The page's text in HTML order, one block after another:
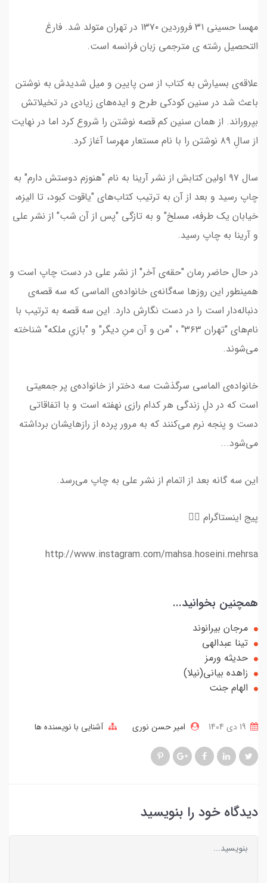
مهسا حسینی ۳۱ فروردین ۱۳۷۰ در تهران متولد شد. فارغ
التحصیل رشته ی مترجمی زبان فرانسه است.
علاقه‌ی بسیارش به کتاب از سن پایین و میل شدیدش به نوشتن
باعث شد در سنین کودکی طرح و ایده‌های زیادی در تخیلاتش
بپروراند. از همان سنین کم قصه نوشتن را شروع کرد اما در نهایت
از سالِ ۸۹ نوشتن را با نام مستعار مهرسا آغاز کرد.
سال ۹۷ اولین کتابش از نشر آرینا به نام "هنوزم دوستش دارم" به
چاپ رسید و بعد از آن به ترتیب کتاب‌های "یاقوت کبود، تا الیزه،
خیابان یک طرفه، مسلخ" و به تازگی "پس از آن شب" از نشر علی
و آرینا به چاپ رسید.
در حال حاضر رمان "حقه‌ی آخر" از نشر علی در دست چاپ است و
همینطور این روزها سه‌گانه‌ی خانواده‌ی الماسی که سه قصه‌ی
دنباله‌دار است را در دست نگارش دارد. این سه قصه به ترتیب با
نام‌های "تهران ۳۶۳" ، "من و آن منِ دیگر" و "بازیِ ملکه" شناخته
می‌شوند.
خانواده‌ی الماسی سرگذشت سه دختر از خانواده‌ی پر جمعیتی‌
است که در دلِ زندگی هر کدام رازی نهفته است و با اتفاقاتی
دست و پنجه نرم می‌کنند که به مرور پرده از رازهایشان برداشته
می‌شود...
این سه گانه بعد از اتمام از نشر علی به چاپ می‌رسد.
پیج اینستاگرام 👇🏻
http://www.instagram.com/mahsa.hoseini.mehrsa
همچنین بخوانید...
مرجان بیرانوند
تینا عبدالهی
حدیثه ورمز
زاهده بیانی(نیلا)
الهام جنت
امیر حسن نوری آشنایی با نویسنده ها
دیدگاه خود را بنویسید